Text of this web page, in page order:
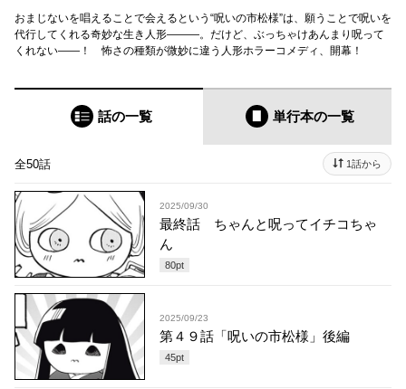
おまじないを唱えることで会えるという“呪いの市松様”は、願うことで呪いを
代行してくれる奇妙な生き人形―――。だけど、ぶっちゃけあんまり呪って
くれない—―！ 怖さの種類が微妙に違う人形ホラーコメディ、開幕！
話の一覧 単行本の一覧
全50話 1話から
2025/09/30
最終話 ちゃんと呪ってイチコちゃ
ん
80pt
2025/09/23
第４９話「呪いの市松様」後編
45pt